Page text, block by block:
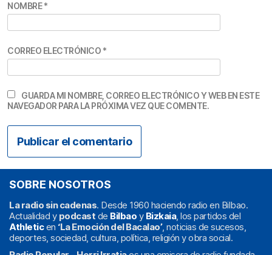
NOMBRE*
CORREO ELECTRÓNICO *
GUARDA MI NOMBRE, CORREO ELECTRÓNICO Y WEB EN ESTE
NAVEGADOR PARA LA PRÓXIMA VEZ QUE COMENTE.
SOBRE NOSOTROS
La radio sin cadenas. Desde 1960 haciendo radio en Bilbao.
Actualidad y podcast de Bilbao y Bizkaia, los partidos del
Athleticen ‘La Emoción del Bacalao’, noticias de sucesos,
deportes, sociedad, cultura, política, religión y obra social.